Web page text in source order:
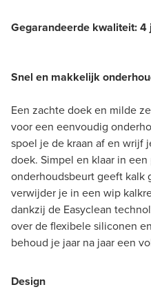
Gegarandeerde kwaliteit: 4
Snel en makkelijk
Een zachte doek en milde
voor een eenvoudig
spoel je de kraan af en wrijf
doek. Simpel en klaar in
onderhoudsbeurt geeft kalk
verwijder je in een wip
dankzij de Easyclean
over de flexibele siliconen
behoud je jaar na jaar een
Design